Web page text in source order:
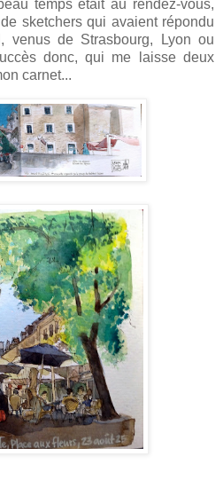
temps était au rendez-vous,
sketchers qui avaient répondu
venus de Strasbourg, Lyon ou
donc, qui me laisse deux
carnet...